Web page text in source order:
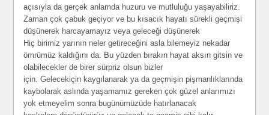
açısıyla da gerçek anlamda huzuru ve mutluluğu yaşayabiliriz.
Zaman çok çabuk geçiyor ve bu kısacık hayatı sürekli geçmişi
düşünerek harcayamayız veya geleceği düşünerek
Hiç birimiz yarının neler getireceğini asla bilemeyiz nekadar
ömrümüz kaldığını da. Bu yüzden bırakın hayat aksın gitsin ve
olabilecekler de birer sürpriz olsun bizler
için. Gelecekiçin kaygılanarak ya da geçmişin pişmanlıklarında
kaybolarak aslında yaşamamız gereken çok güzel anlarımızı
yok etmeyelim sonra bugünümüzüde hatırlanacak